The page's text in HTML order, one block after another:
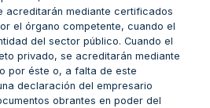
acreditarán mediante certificados
el órgano competente, cuando el
del sector público. Cuando el
privado, se acreditarán mediante
por éste o, a falta de este
declaración del empresario
obrantes en poder del